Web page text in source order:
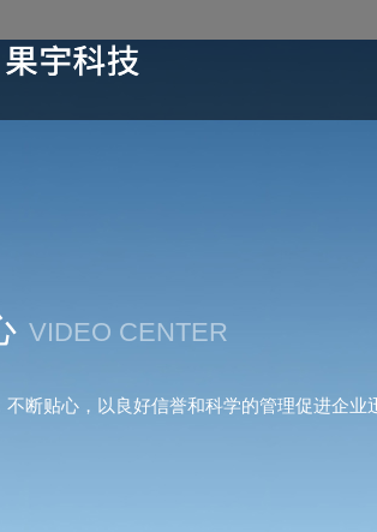
VIDEO CENTER
不断贴心，以良好信誉和科学的管理促进企业